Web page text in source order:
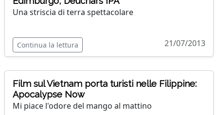
Una striscia di terra spettacolare
Continua la lettura 21/07/2013
Film sul Vietnam porta turisti nelle Filippine:
Apocalypse Now
Mi piace l'odore del mango al mattino